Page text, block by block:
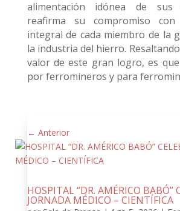
alimentación idónea de sus
reafirma su compromiso
integral de cada miembro de la
la industria del hierro.
valor de este gran logro, es
por ferromineros y para
← Anterior
HOSPITAL “DR. AMÉRICO BABÓ”
JORNADA MÉDICO – CIENTÍFICA